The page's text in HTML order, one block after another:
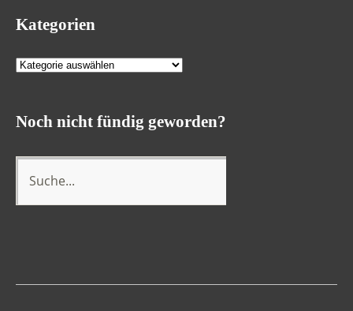
Kategorien
Kategorien
Noch nicht fündig geworden?